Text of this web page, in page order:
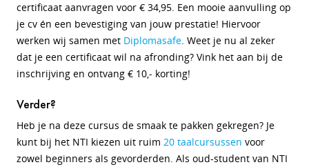
certificaat aanvragen voor € 34,95. Een mooie aanvulling op
je cv én een bevestiging van jouw prestatie! Hiervoor
werken wij samen met Diplomasafe. Weet je nu al zeker
dat je een certificaat wil na afronding? Vink het aan bij de
inschrijving en ontvang € 10,- korting!
Verder?
Heb je na deze cursus de smaak te pakken gekregen? Je
kunt bij het NTI kiezen uit ruim 20 taalcursussen voor
zowel beginners als gevorderden. Als oud-student van NTI